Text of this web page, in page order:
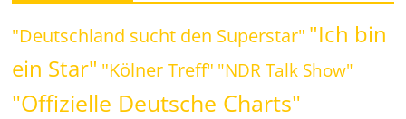
"Deutschland sucht den Superstar" "Ich bin
ein Star" "Kölner Treff" "NDR Talk Show"
"Offizielle Deutsche Charts"